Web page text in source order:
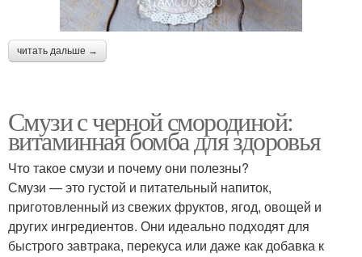
читать дальше →
Смузи с черной смородиной:
витаминная бомба для здоровья
Что такое смузи и почему они полезны?
Смузи — это густой и питательный напиток,
приготовленный из свежих фруктов, ягод, овощей и
других ингредиентов. Они идеально подходят для
быстрого завтрака, перекуса или даже как добавка к